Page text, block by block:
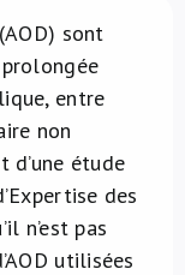
sont
entre
non
d’une étude
des
n’est pas
utilisées